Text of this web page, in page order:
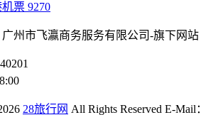
机票 9270
广州市飞瀛商务服务有限公司-旗下网站
28旅行网 All Rights Reserved E-Mail：